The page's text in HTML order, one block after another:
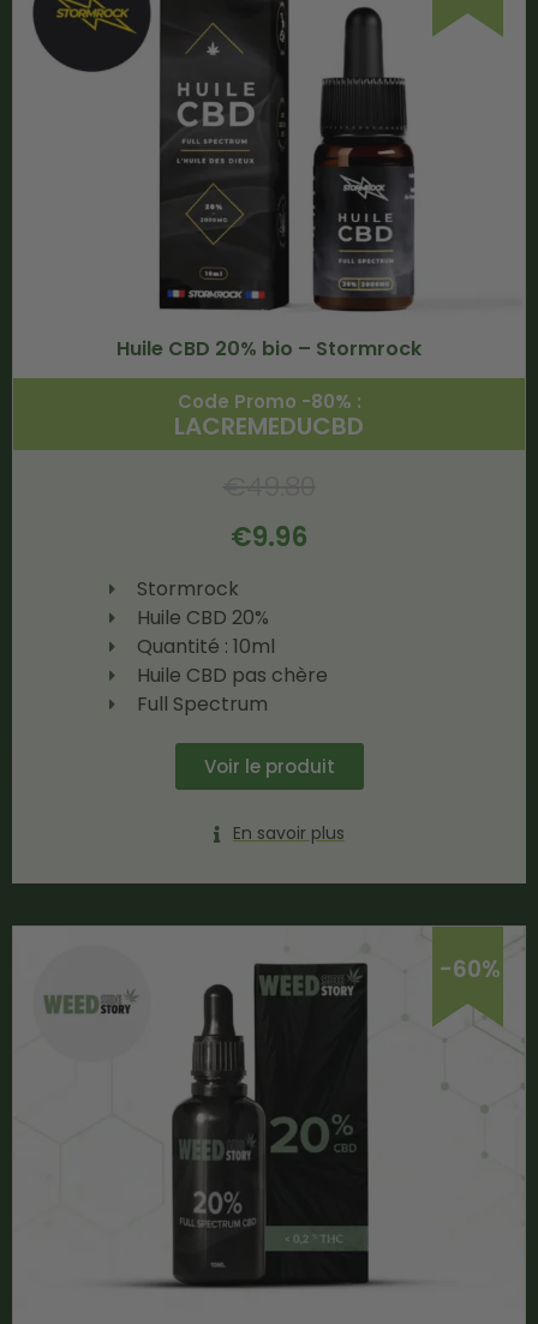
Huile CBD 20% bio – Stormrock
Code Promo -80% :
LACREMEDUCBD
€9.96
Stormrock
Huile CBD 20%
Quantité : 10ml
Huile CBD pas chère
Full Spectrum
Voir le produit
En savoir plus
-60%